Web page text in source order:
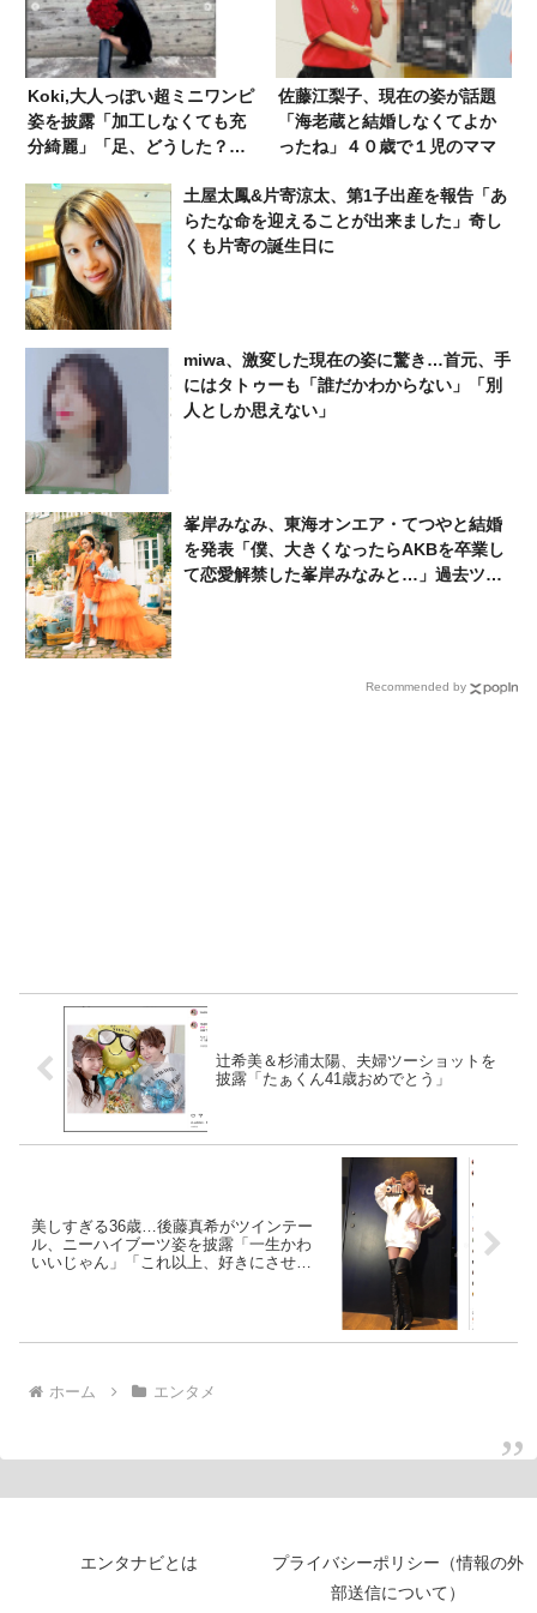
Koki,大人っぽい超ミニワンピ
姿を披露「加工しなくても充
分綺麗」「足、どうした？」
佐藤江梨子、現在の姿が話題
「海老蔵と結婚しなくてよか
ったね」４０歳で１児のママ
土屋太鳳&片寄涼太、第1子出産を報告「あ
らたな命を迎えることが出来ました」奇し
くも片寄の誕生日に
miwa、激変した現在の姿に驚き…首元、手
にはタトゥーも「誰だかわからない」「別
人としか思えない」
峯岸みなみ、東海オンエア・てつやと結婚
を発表「僕、大きくなったらAKBを卒業し
て恋愛解禁した峯岸みなみと…」過去ツイ
Recommended by
辻希美＆杉浦太陽、夫婦ツーショットを
披露「たぁくん41歳おめでとう」
美しすぎる36歳…後藤真希がツインテー
ル、ニーハイブーツ姿を披露「一生かわ
いいじゃん」「これ以上、好きにさせな
ホーム エンタメ
エンタナビとは
プライバシーポリシー（情報の外
部送信について）